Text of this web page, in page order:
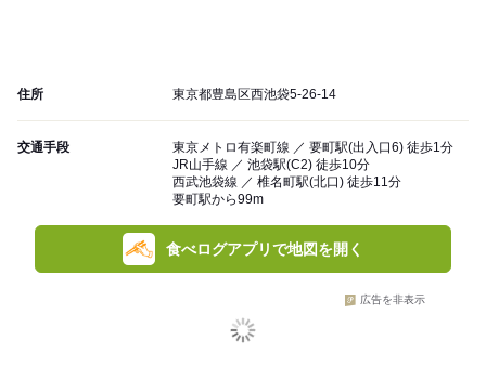
住所 東京都豊島区西池袋5-26-14
交通手段
東京メトロ有楽町線 ／ 要町駅(出入口6) 徒歩1分
JR山手線 ／ 池袋駅(C2) 徒歩10分
西武池袋線 ／ 椎名町駅(北口) 徒歩11分
要町駅から99m
食べログアプリで地図を開く
広告を非表示